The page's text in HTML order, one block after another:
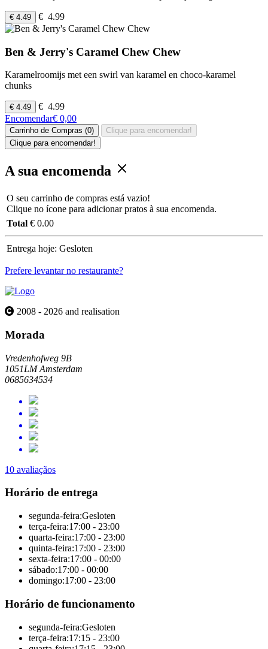
€ 4.49 € 4.99
Ben & Jerry's Caramel Chew Chew
Karamelroomijs met een swirl van karamel en choco-karamel
chunks
€ 4.49
€ 4.99
Encomendar€ 0,00
Carrinho de Compras (0)
Clique para encomendar!
Clique para encomendar!
A sua encomenda
O seu carrinho de compras está vazio!
Clique no ícone para adicionar pratos à sua encomenda.
Total € 0.00
Entrega hoje: Gesloten
Prefere levantar no restaurante?
2008 - 2026 and realisation
Morada
Vredenhofweg 9B
1051LM Amsterdam
0685634534
10 avaliaçãos
Horário de entrega
segunda-feira:Gesloten
terça-feira:17:00 - 23:00
quarta-feira:17:00 - 23:00
quinta-feira:17:00 - 23:00
sexta-feira:17:00 - 00:00
sábado:17:00 - 00:00
domingo:17:00 - 23:00
Horário de funcionamento
segunda-feira:Gesloten
terça-feira:17:15 - 23:00